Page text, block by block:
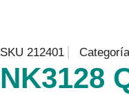
SKU 212401 Categoría
NK3128